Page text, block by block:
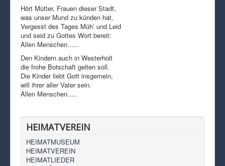
Hört Mütter, Frauen dieser Stadt,
was unser Mund zu künden hat.
Vergesst des Tages Müh’ und Leid
und seid zu Gottes Wort bereit:
Allen Menschen......
Den Kindern auch in Westerholt
die frohe Botschaft gelten soll.
Die Kinder liebt Gott insgemein,
will ihrer aller Vater sein.
Allen Menschen.....
HEIMATVEREIN
HEIMATMUSEUM
HEIMATVEREIN
HEIMATLIEDER